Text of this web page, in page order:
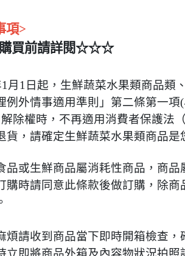
項>
買前請詳閱☆☆☆
1月1日起，生鮮蔬菜水果類商品
例外情事適用準則」第二條第一
除權時，不再適用消費者保護法
貨，請確定生鮮蔬菜水果類商品是
品或生鮮商品屬消耗性商品，商
購時請同意此條款後做訂購，除
煩請收到商品當下即時開箱檢查
立即將商品外箱及內容物狀況拍